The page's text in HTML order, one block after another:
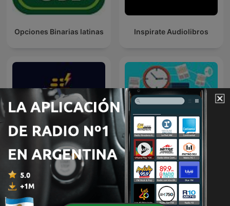
Opciones Binarias latinas Inspirate Audiolibros
Enjambre de Ideas
Cómo emprender un
negocio?